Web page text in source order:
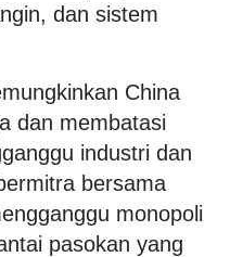
dan sistem
China
dan membatasi
industri dan
bersama
monopoli
pasokan yang